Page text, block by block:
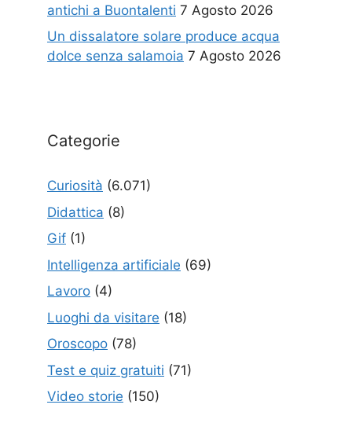
antichi a Buontalenti 7 Agosto 2026
Un dissalatore solare produce acqua
dolce senza salamoia 7 Agosto 2026
Categorie
Curiosità (6.071)
Didattica (8)
Gif (1)
Intelligenza artificiale (69)
Lavoro (4)
Luoghi da visitare (18)
Oroscopo (78)
Test e quiz gratuiti (71)
Video storie (150)